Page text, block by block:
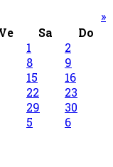
»
Sa
Do
1
2
8
9
15
16
22
23
29
30
5 6